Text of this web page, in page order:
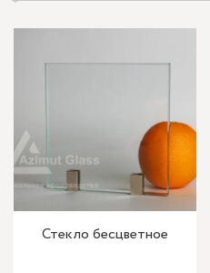
Стекло бесцветное